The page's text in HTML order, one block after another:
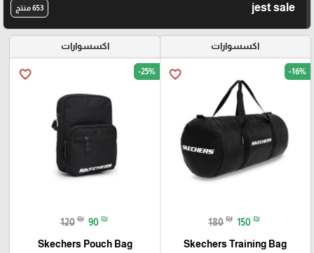
jest sale 653 منتج
اكسسوارات
favorite_border -16%
180 ₪ 150 ₪
Skechers Training Bag
اكسسوارات
favorite_border -25%
120 ₪ 90 ₪
Skechers Pouch Bag